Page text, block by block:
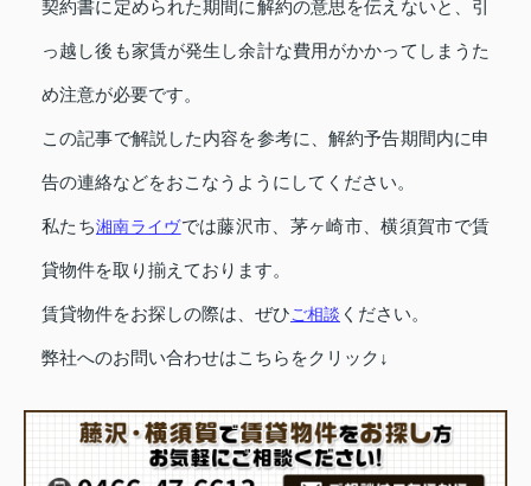
契約書に定められた期間に解約の意思を伝えないと、引
っ越し後も家賃が発生し余計な費用がかかってしまうた
め注意が必要です。
この記事で解説した内容を参考に、解約予告期間内に申
告の連絡などをおこなうようにしてください。
私たち湘南ライヴでは藤沢市、茅ヶ崎市、横須賀市で賃
貸物件を取り揃えております。
賃貸物件をお探しの際は、ぜひご相談 ください。
弊社へのお問い合わせはこちらをクリック↓